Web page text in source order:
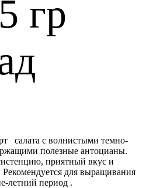
гр
салата с волнистыми темно-
полезные антоцианы.
приятный вкус и
Рекомендуется для выращивания
летний период .